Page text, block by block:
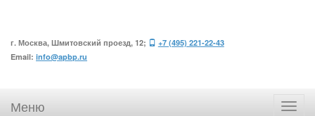
г. Москва, Шмитовский проезд, 12;
+7 (495) 221-22-43
Email: info@apbp.ru
Меню